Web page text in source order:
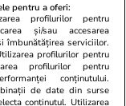
rezervate
pentru a oferi:
profilurilor pentru
și/sau accesarea
îmbunătățirea serviciilor.
profilurilor pentru
profilurilor pentru
conținutului.
de date din surse
conținutul. Utilizarea